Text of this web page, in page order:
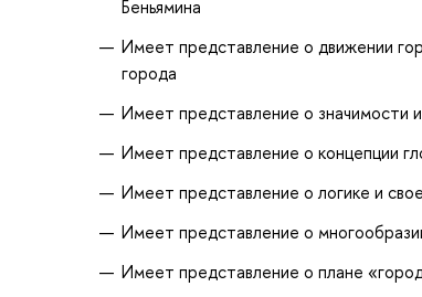
Беньямина
Имеет представление о движении
города
Имеет представление о значимости
Имеет представление о концепции
Имеет представление о логике и
Имеет представление о
Имеет представление о плане